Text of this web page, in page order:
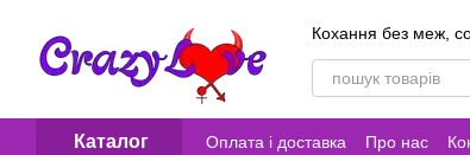
Кохання без меж,
Каталог Оплата і доставка Про нас